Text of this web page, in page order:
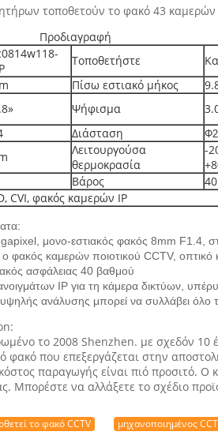
τοποθετούν το φακό 43 καμερών
Προδιαγραφή
Τοποθετήστε
Πίσω εστιακό μήκος
Ψήφισμα
Διάσταση
Λειτουργούσα
θερμοκρασία
-
Βάρος
CVI, φακός καμερών IP
μονο-εστιακός φακός 8mm F1.4,
καμερών ποιοτικού CCTV, οπτικό
ασφάλειας 40 βαθμού
IP για τη κάμερα δικτύων,
ανάλυσης μπορεί να συλλάβει όλο
το 2008 Shenzhen. με σχεδόν
φακό που επεξεργάζεται στην
παραγωγής είναι πιό προσιτό. Ο
Μπορέστε να αλλάξετε το σχέδιο
το φακό CCTV μηχανοποιημένος